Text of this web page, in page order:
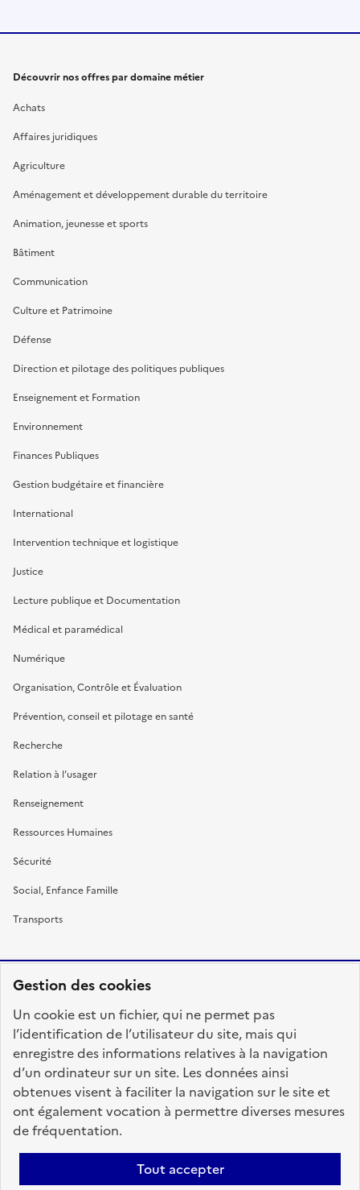
Gestion des cookies
Un cookie est un fichier, qui ne permet pas
l’identification de l’utilisateur du site, mais qui
enregistre des informations relatives à la navigation
d’un ordinateur sur un site. Les données ainsi
obtenues visent à faciliter la navigation sur le site et
ont également vocation à permettre diverses mesures
de fréquentation.
Tout accepter
Découvrir nos offres par domaine métier
Achats
Affaires juridiques
Agriculture
Aménagement et développement durable du territoire
Animation, jeunesse et sports
Bâtiment
Communication
Culture et Patrimoine
Défense
Direction et pilotage des politiques publiques
Enseignement et Formation
Environnement
Finances Publiques
Gestion budgétaire et financière
International
Intervention technique et logistique
Justice
Lecture publique et Documentation
Médical et paramédical
Numérique
Organisation, Contrôle et Évaluation
Prévention, conseil et pilotage en santé
Recherche
Relation à l’usager
Renseignement
Ressources Humaines
Sécurité
Social, Enfance Famille
Transports
FRANÇAISE
fonction-publique.gouv.fr
legifrance.gouv.fr
gouvernement.fr
Accessibilité : totalement conforme